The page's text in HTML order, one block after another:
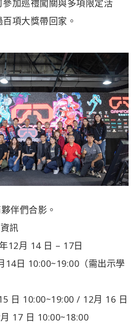
加巡禮闖關與多項限定活
項大獎帶回家。
伴們合影。
訊
12月 14 日 – 17日
14日 10:00~19:00（需出示學
日 10:00~19:00 / 12月 16 日
17 日 10:00~18:00